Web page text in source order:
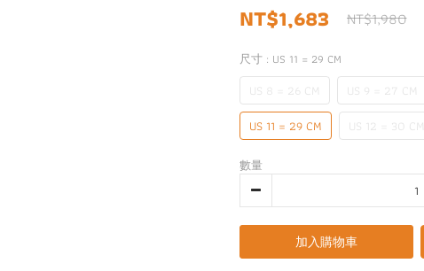
NT$1,683 NT$1,980
尺寸 : US 11 = 29 CM
US 8 = 26 CM US 9 = 27 CM
US 11 = 29 CM
US 12 = 30 CM
數量
加入購物車